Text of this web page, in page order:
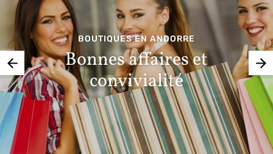
BOUTIQUES EN ANDORRE
Bonnes affaires et
convivialité